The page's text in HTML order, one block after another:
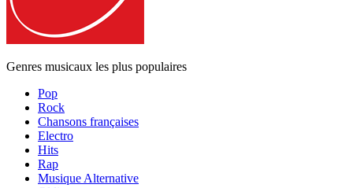
Genres musicaux les plus populaires
Pop
Rock
Chansons françaises
Electro
Hits
Rap
Musique Alternative